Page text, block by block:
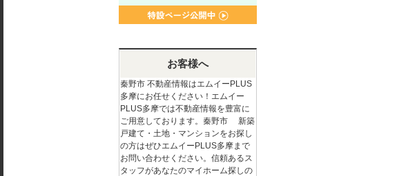
お客様へ
秦野市 不動産情報はエムイーPLUS
多摩にお任せください！エムイー
PLUS多摩では不動産情報を豊富に
ご用意しております。秦野市 新築
戸建て・土地・マンションをお探し
の方はぜひエムイーPLUS多摩まで
お問い合わせください。信頼あるス
タッフがあなたのマイホーム探しの